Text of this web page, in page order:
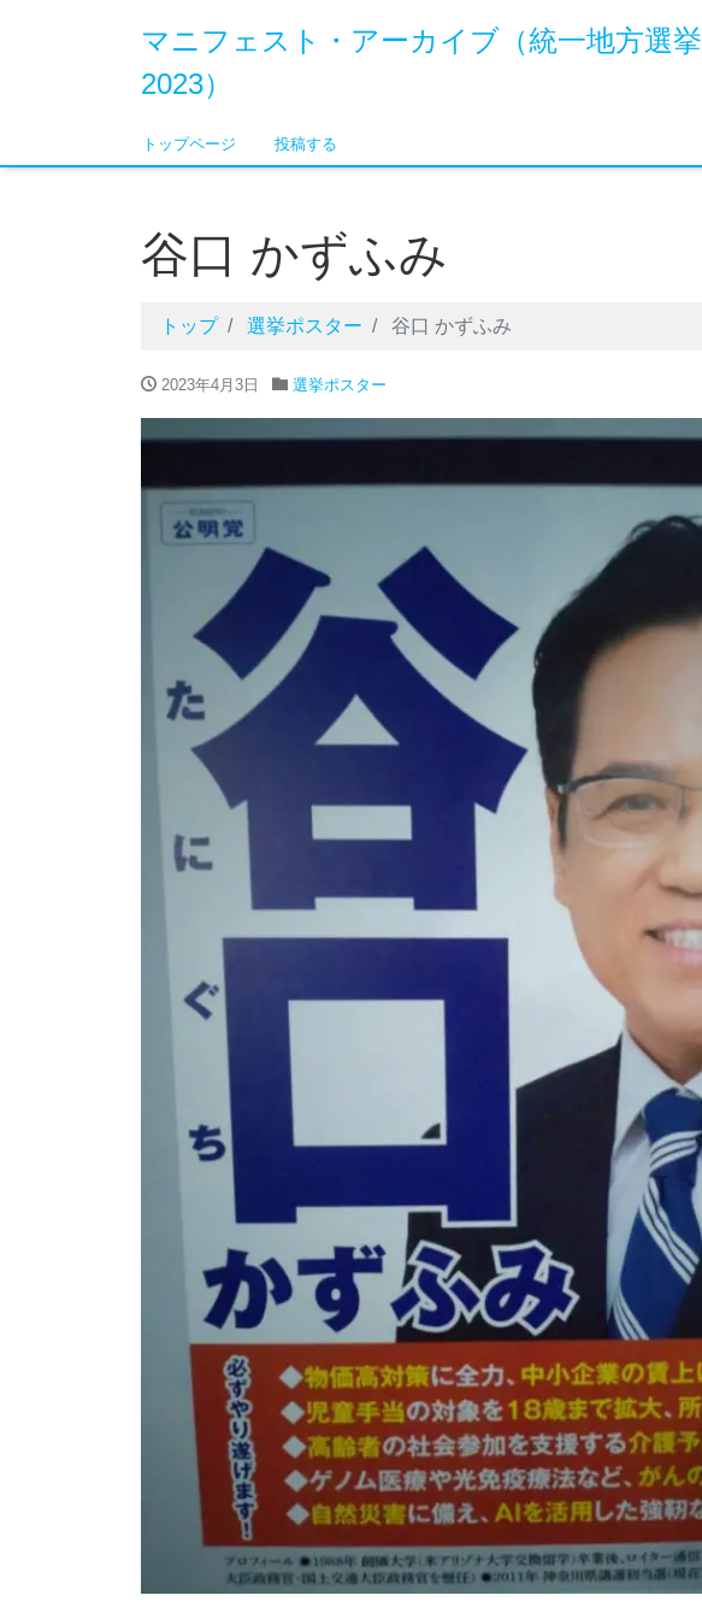
マニフェスト・アーカイブ（統一地方選挙
2023）
トップページ 投稿する
谷口 かずふみ
トップ 選挙ポスター 谷口 かずふみ
2023年4月3日 選挙ポスター